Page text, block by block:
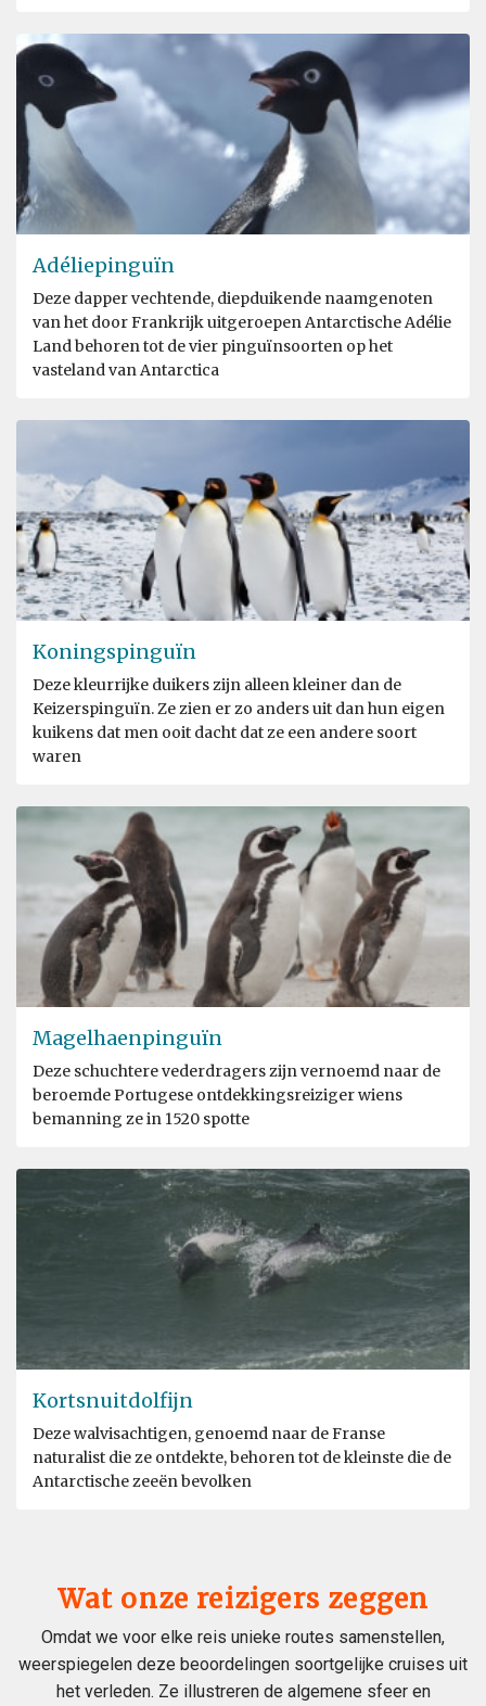
Adéliepinguïn
Deze dapper vechtende, diepduikende naamgenoten
van het door Frankrijk uitgeroepen Antarctische Adélie
Land behoren tot de vier pinguïnsoorten op het
vasteland van Antarctica
Koningspinguïn
Deze kleurrijke duikers zijn alleen kleiner dan de
Keizerspinguïn. Ze zien er zo anders uit dan hun eigen
kuikens dat men ooit dacht dat ze een andere soort
waren
Magelhaenpinguïn
Deze schuchtere vederdragers zijn vernoemd naar de
beroemde Portugese ontdekkingsreiziger wiens
bemanning ze in 1520 spotte
Kortsnuitdolfijn
Deze walvisachtigen, genoemd naar de Franse
naturalist die ze ontdekte, behoren tot de kleinste die de
Antarctische zeeën bevolken
Wat onze reizigers zeggen
Omdat we voor elke reis unieke routes samenstellen,
weerspiegelen deze beoordelingen soortgelijke cruises uit
het verleden. Ze illustreren de algemene sfeer en